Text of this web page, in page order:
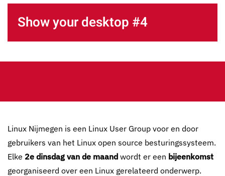
Show your desktop #4
Linux Nijmegen is een Linux User Group voor en door
gebruikers van het Linux open source besturingssysteem.
Elke 2e dinsdag van de maand wordt er een bijeenkomst
georganiseerd over een Linux gerelateerd onderwerp.